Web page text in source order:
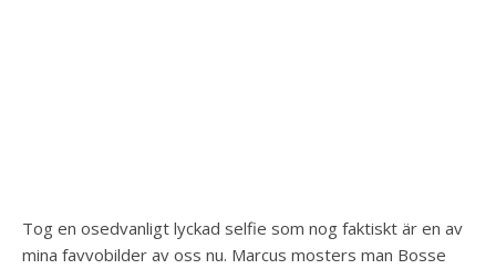
Tog en osedvanligt lyckad selfie som nog faktiskt är en av
mina favvobilder av oss nu. Marcus mosters man Bosse